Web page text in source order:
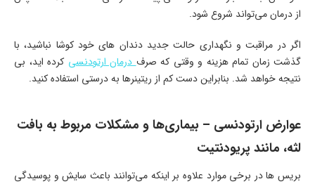
از درمان می‌تواند شروع شود.
اگر در مراقبت و نگهداری حالت جدید دندان های خود کوشا نباشید، با
گذشت زمان تمام هزینه و وقتی که صرفدرمان ارتودنسی کرده اید، بی
نتیجه خواهد شد. بنابراین دست کم از ریتینرها به درستی استفاده کنید.
عوارض ارتودنسی – بیماری‌ها و مشکلات مربوط به بافت
لثه، مانند پریودنتیت
بریس ها در برخی موارد علاوه بر اینکه می‌توانند باعث سایش و پوسیدگی